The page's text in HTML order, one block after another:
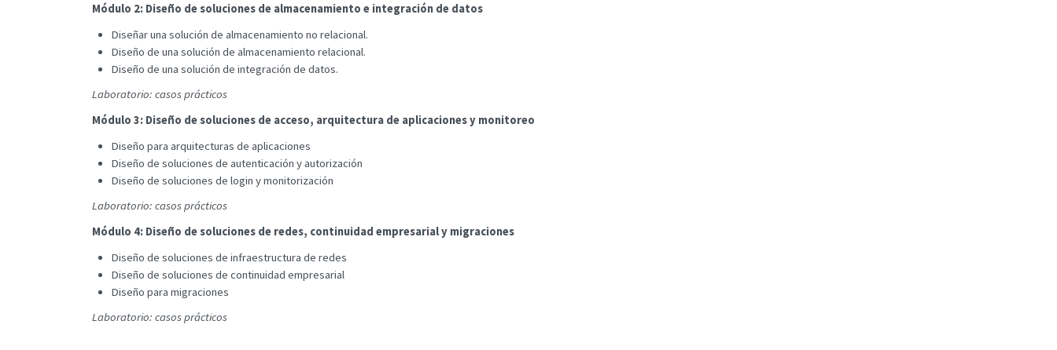
Módulo 2: Diseño de soluciones de almacenamiento e integración de datos
Diseñar una solución de almacenamiento no relacional.
Diseño de una solución de almacenamiento relacional.
Diseño de una solución de integración de datos.
Laboratorio: casos prácticos
Módulo 3: Diseño de soluciones de acceso, arquitectura de aplicaciones y monitoreo
Diseño para arquitecturas de aplicaciones
Diseño de soluciones de autenticación y autorización
Diseño de soluciones de login y monitorización
Laboratorio: casos prácticos
Módulo 4: Diseño de soluciones de redes, continuidad empresarial y migraciones
Diseño de soluciones de infraestructura de redes
Diseño de soluciones de continuidad empresarial
Diseño para migraciones
Laboratorio: casos prácticos